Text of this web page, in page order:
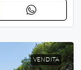
VENDITA